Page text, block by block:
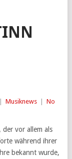
Musiknews
No
der vor allem als
während ihrer
bekannt wurde,